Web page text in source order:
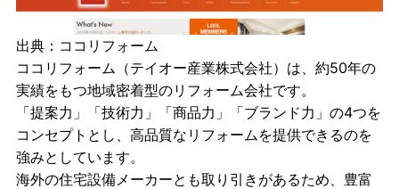
出典： ココリフォーム
ココリフォーム（テイオー産業株式会社）は、約50年の
実績をもつ地域密着型のリフォーム会社です。
「提案力」「技術力」「商品力」「ブランド力」の4つを
コンセプトとし、高品質なリフォームを提供できるのを
強みとしています。
海外の住宅設備メーカーとも取り引きがあるため、豊富